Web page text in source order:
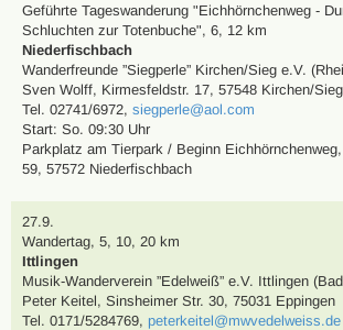
Geführte Tageswanderung "Eichhörnchenweg -
Schluchten zur Totenbuche", 6, 12 km
Niederfischbach
Wanderfreunde ”Siegperle” Kirchen/Sieg e.V.
Sven Wolff, Kirmesfeldstr. 17, 57548 Kirchen/Sieg
Tel. 02741/6972, siegperle@aol.com
Start: So. 09:30 Uhr
Parkplatz am Tierpark / Beginn
59, 57572 Niederfischbach
27.9.
Wandertag, 5, 10, 20 km
Ittlingen
Musik-Wanderverein ”Edelweiß” e.V. Ittlingen
Peter Keitel, Sinsheimer Str. 30, 75031 Eppingen
Tel. 0171/5284769, peterkeitel@mwvedelweiss.de